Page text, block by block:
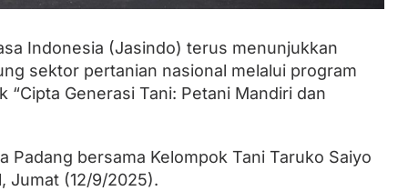
Indonesia (Jasindo) terus menunjukkan
sektor pertanian nasional melalui program
Generasi Tani: Petani Mandiri dan
Padang bersama Kelompok Tani Taruko Saiyo
Jumat (12/9/2025).
Lantik Ketua DPW dan DPD, Zulhas
Minta Kader PAN Sumbar Kompak